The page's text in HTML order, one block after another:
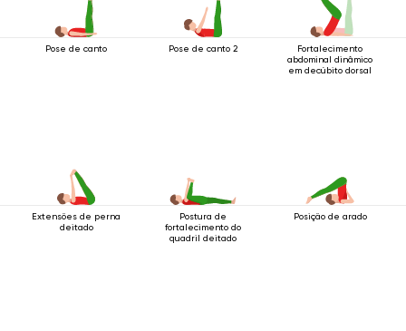
Pose de canto Pose de canto 2
Fortalecimento
abdominal dinâmico
em decúbito dorsal
Extensões de perna
deitado
Postura de
fortalecimento do
quadril deitado
Posição de arado